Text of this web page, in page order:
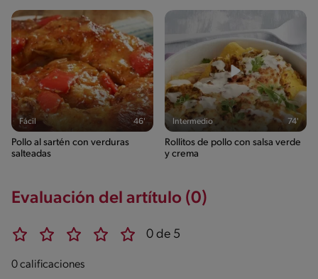
Fácil 46'
Pollo al sartén con verduras
salteadas
Intermedio 74'
Rollitos de pollo con salsa verde
y crema
Evaluación del artítulo (0)
0 de 5
0 calificaciones